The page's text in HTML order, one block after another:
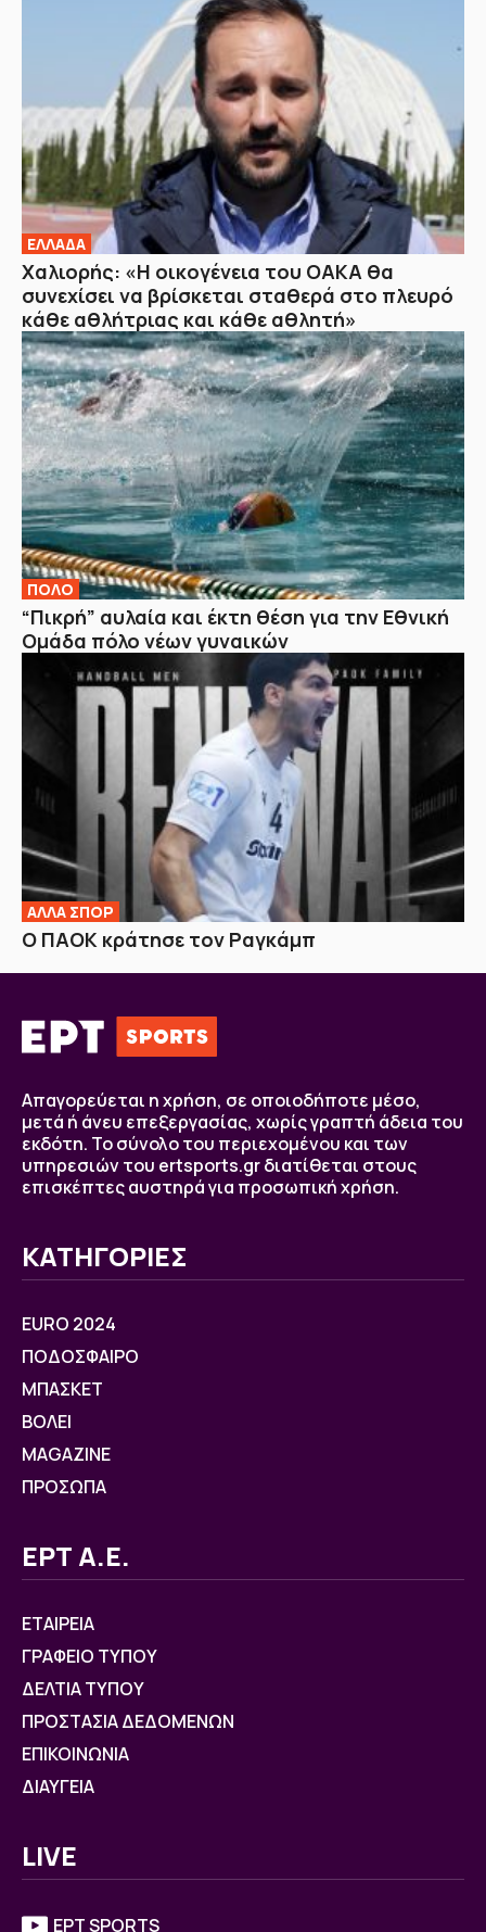
ΕΛΛΑΔΑ
Χαλιορής: «Η οικογένεια του ΟΑΚΑ θα
συνεχίσει να βρίσκεται σταθερά στο πλευρό
κάθε αθλήτριας και κάθε αθλητή»
ΠΟΛΟ
“Πικρή” αυλαία και έκτη θέση για την Εθνική
Ομάδα πόλο νέων γυναικών
ΑΛΛΑ ΣΠΟΡ
Ο ΠΑΟΚ κράτησε τον Ραγκάμπ
Απαγορεύεται η χρήση, σε οποιοδήποτε μέσο,
μετά ή άνευ επεξεργασίας, χωρίς γραπτή άδεια του
εκδότη. Το σύνολο του περιεχομένου και των
υπηρεσιών του ertsports.gr διατίθεται στους
επισκέπτες αυστηρά για προσωπική χρήση.
ΚΑΤΗΓΟΡΙΕΣ
EURO 2024
ΠΟΔΟΣΦΑΙΡΟ
ΜΠΑΣΚΕΤ
ΒOΛΕΙ
MAGAZINE
ΠΡΟΣΩΠΑ
ΕΡΤ Α.Ε.
ΕΤΑΙΡΕΙΑ
ΓΡΑΦΕΙΟ ΤΥΠΟΥ
ΔΕΛΤΙΑ ΤΥΠΟΥ
ΠΡΟΣΤΑΣΙΑ ΔΕΔΟΜΕΝΩΝ
ΕΠΙΚΟΙΝΩΝΙΑ
ΔΙΑΥΓΕΙΑ
LIVE
ΕΡΤ SPORTS